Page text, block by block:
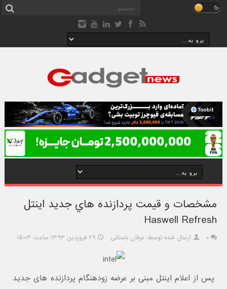
مشخصات و قيمت پردازنده هاي جديد اينتل
Haswell Refresh
۰ ارسال شده توسط: عرفان باستانی ۲۹ فروردین ۱۳۹۳ ساعت ۱۵:۰۳
پس از اعلام اینتل مبنی بر عرضه زودهنگام پردازنده های جدید